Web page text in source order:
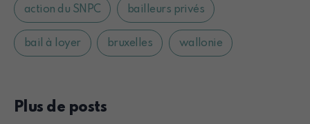
action du SNPC bailleurs privés
bail à loyer bruxelles wallonie
Plus de posts